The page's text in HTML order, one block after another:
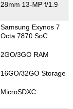
28mm 13-MP f/1.9
Samsung Exynos 7
Octa 7870 SoC
2GO/3GO RAM
16GO/32GO Storage
MicroSDXC